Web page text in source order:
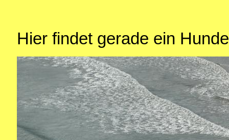
Hier findet gerade ein